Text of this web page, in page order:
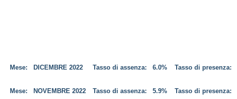
Mese: DICEMBRE 2022 Tasso di assenza: 6.0% Tasso di presenza:
Mese: NOVEMBRE 2022 Tasso di assenza: 5.9% Tasso di presenza: